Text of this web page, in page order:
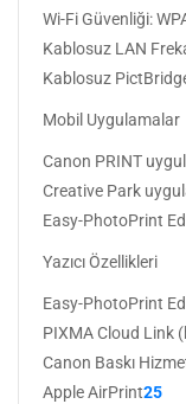
Wi-Fi Güvenliği:
Kablosuz LAN
Kablosuz
Mobil Uygulamalar
Canon PRINT
Creative Park
Easy-PhotoPrint
Yazıcı Özellikleri
Easy-PhotoPrint
PIXMA Cloud Link
Canon Baskı
Apple AirPrint25